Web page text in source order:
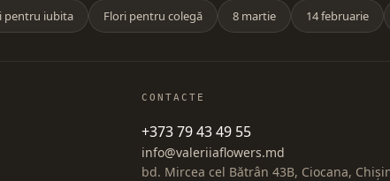
pentru iubita Flori pentru colegă 8 martie 14 februarie
CONTACTE
+373 79 43 49 55
info@valeriiaflowers.md
bd. Mircea cel Bătrân 43B, Ciocana,